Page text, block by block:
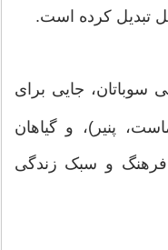
تبدیل کرده است.
سوباتان، جایی برای
پنیر)، و گیاهان
فرهنگ و سبک زندگی